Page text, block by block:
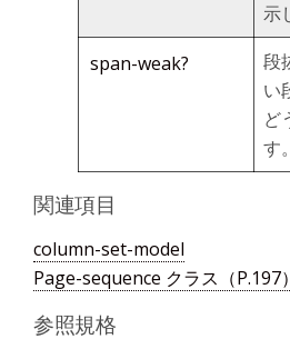
示
span-weak?
段
い
ど
す。
関連項目
column-set-model
Page-sequence クラス（P.197）
参照規格